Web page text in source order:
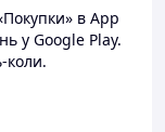
в App
у Google Play.
коли.